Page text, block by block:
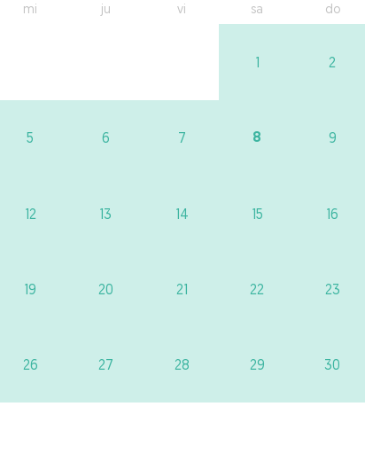
mi ju vi sa do
1 2
5 6 7 8 9
12 13 14 15 16
19 20 21 22 23
26 27 28 29 30